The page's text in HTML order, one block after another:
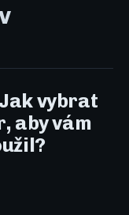
vybrat
aby vám